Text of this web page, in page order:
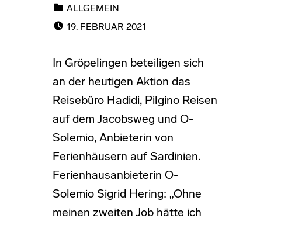
ALLGEMEIN
19. FEBRUAR 2021
In Gröpelingen beteiligen sich
an der heutigen Aktion das
Reisebüro Hadidi, Pilgino Reisen
auf dem Jacobsweg und O-
Solemio, Anbieterin von
Ferienhäusern auf Sardinien.
Ferienhausanbieterin O-
Solemio Sigrid Hering: „Ohne
meinen zweiten Job hätte ich